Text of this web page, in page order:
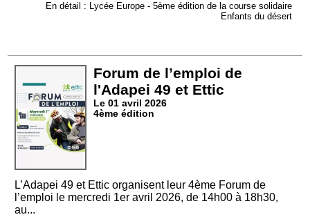
En détail : Lycée Europe - 5ème édition de la course solidaire
Enfants du désert
Forum de l’emploi de
l'Adapei 49 et Ettic
Le 01 avril 2026
4ème édition
L’Adapei 49 et Ettic organisent leur 4ème Forum de
l’emploi le mercredi 1er avril 2026, de 14h00 à 18h30,
au...